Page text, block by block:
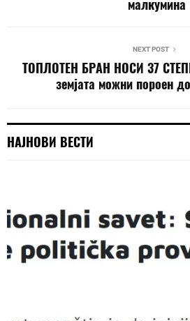
малкумина
NEXT POST
ТОПЛОТЕН БРАН НОСИ 37
земјата можни пороен
НАЈНОВИ ВЕСТИ